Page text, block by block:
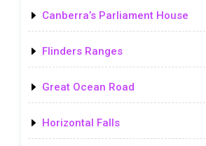
Canberra’s Parliament House
Flinders Ranges
Great Ocean Road
Horizontal Falls